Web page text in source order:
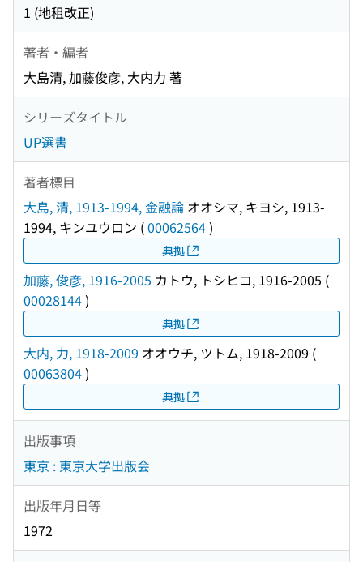
1 (地租改正)
著者・編者
大島清, 加藤俊彦, 大内力 著
シリーズタイトル
UP選書
著者標目
大島, 清, 1913-1994, 金融論 オオシマ, キヨシ, 1913-
1994, キンユウロン (00062564)
典拠
加藤, 俊彦, 1916-2005 カトウ, トシヒコ, 1916-2005 (
00028144)
典拠
大内, 力, 1918-2009 オオウチ, ツトム, 1918-2009 (
00063804)
典拠
出版事項
東京 : 東京大学出版会
出版年月日等
1972